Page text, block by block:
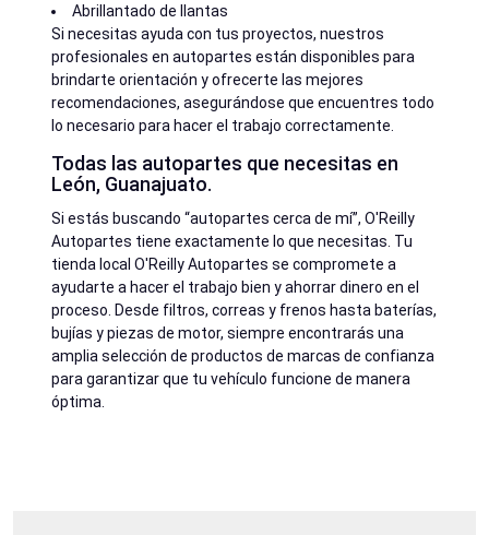
Abrillantado de llantas
Si necesitas ayuda con tus proyectos, nuestros
profesionales en autopartes están disponibles para
brindarte orientación y ofrecerte las mejores
recomendaciones, asegurándose que encuentres todo
lo necesario para hacer el trabajo correctamente.
Todas las autopartes que necesitas en
León, Guanajuato.
Si estás buscando “autopartes cerca de mí”, O'Reilly
Autopartes tiene exactamente lo que necesitas. Tu
tienda local O'Reilly Autopartes se compromete a
ayudarte a hacer el trabajo bien y ahorrar dinero en el
proceso. Desde filtros, correas y frenos hasta baterías,
bujías y piezas de motor, siempre encontrarás una
amplia selección de productos de marcas de confianza
para garantizar que tu vehículo funcione de manera
óptima.